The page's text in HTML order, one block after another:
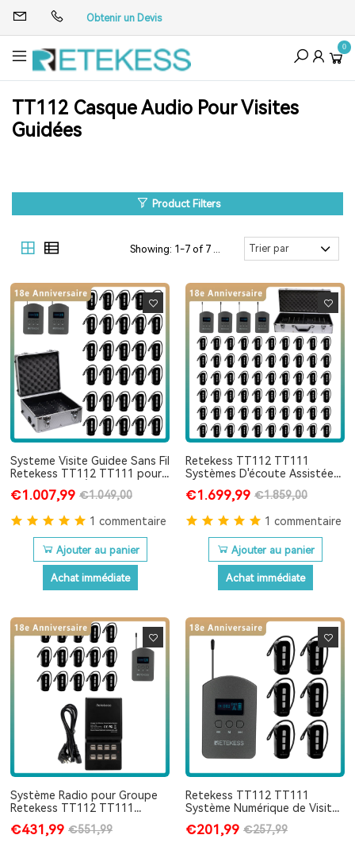
Obtenir un Devis
0
TT112 Casque Audio Pour Visites
Guidées
Product Filters
Showing: 1-7 of 7 Results
Systeme Visite Guidee Sans Fil
Retekess TT112 TT111 pour
Chargement à 32 Ports
€1.007,99 €1.049,00
1 commentaire
Ajouter au panier
Achat immédiate
Retekess TT112 TT111
Systèmes D'écoute Assistée
Chargement à 64 Ports
€1.699,99 €1.859,00
1 commentaire
Ajouter au panier
Achat immédiate
Système Radio pour Groupe
Retekess TT112 TT111
Mini-récepteur à Crochet
€431,99 €551,99
Retekess TT112 TT111
Système Numérique de Visite
€201,99 €257,99